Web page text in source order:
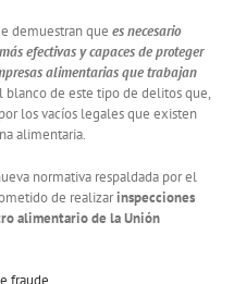
demuestran que es necesario
efectivas y capaces de proteger
alimentarias que trabajan
blanco de este tipo de delitos que,
los vacíos legales que existen
alimentaria.
normativa respaldada por el
de realizarinspecciones
alimentario de la Unión